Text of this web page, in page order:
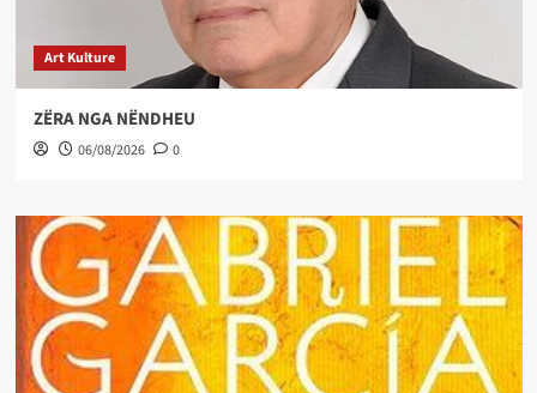
Art Kulture
ZËRA NGA NËNDHEU
06/08/2026 0